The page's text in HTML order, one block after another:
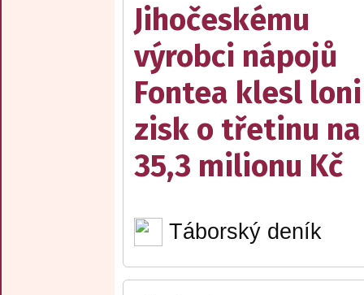
Jihočeskému
výrobci nápojů
Fontea klesl loni
zisk o třetinu na
35,3 milionu Kč
Táborský deník